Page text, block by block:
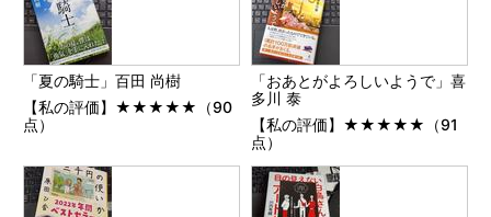
「夏の騎士」百田 尚樹
【私の評価】★★★★★（90
点）
「おあとがよろしいようで」喜
多川 泰
【私の評価】★★★★★（91
点）